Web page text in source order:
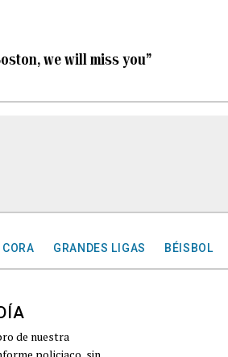
we will miss you”
GRANDES LIGAS BÉISBOL
de nuestra